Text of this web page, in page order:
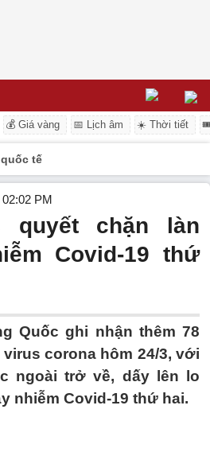
💰 Giá vàng 📅 Lịch âm ☀️ Thời tiết
tế
PM
quyết chặn làn
Covid-19 thứ
Quốc ghi nhận thêm 78
corona hôm 24/3, với
ngoài trở về, dấy lên lo
nhiễm Covid-19 thứ hai.